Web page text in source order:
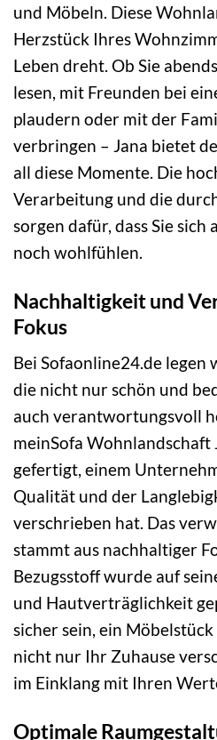
und Möbeln. Diese
Herzstück Ihres
Leben dreht. Ob Sie
lesen, mit Freunden bei
plaudern oder mit der
verbringen – Jana bietet
all diese Momente. Die
Verarbeitung und die
sorgen dafür, dass Sie sich
noch wohlfühlen.
Nachhaltigkeit und
Fokus
Bei Sofaonline24.de
die nicht nur schön und
auch verantwortungsvoll
meinSofa
gefertigt, einem
Qualität und der
verschrieben hat. Das
stammt aus nachhaltiger
Bezugsstoff wurde auf
und Hautverträglichkeit
sicher sein, ein
nicht nur Ihr Zuhause
im Einklang mit Ihren
Optimale